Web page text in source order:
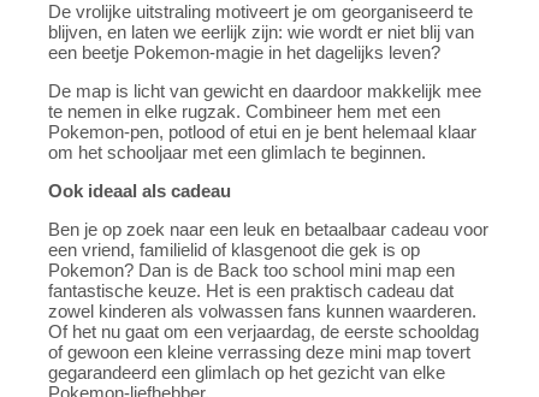
De vrolijke uitstraling motiveert je om georganiseerd te
blijven, en laten we eerlijk zijn: wie wordt er niet blij van
een beetje Pokemon-magie in het dagelijks leven?
De map is licht van gewicht en daardoor makkelijk mee
te nemen in elke rugzak. Combineer hem met een
Pokemon-pen, potlood of etui en je bent helemaal klaar
om het schooljaar met een glimlach te beginnen.
Ook ideaal als cadeau
Ben je op zoek naar een leuk en betaalbaar cadeau voor
een vriend, familielid of klasgenoot die gek is op
Pokemon? Dan is de Back too school mini map een
fantastische keuze. Het is een praktisch cadeau dat
zowel kinderen als volwassen fans kunnen waarderen.
Of het nu gaat om een verjaardag, de eerste schooldag
of gewoon een kleine verrassing deze mini map tovert
gegarandeerd een glimlach op het gezicht van elke